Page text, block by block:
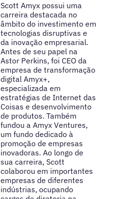
Scott Amyx possui uma
carreira destacada no
âmbito do investimento em
tecnologias disruptivas e
da inovação empresarial.
Antes de seu papel na
Astor Perkins, foi CEO da
empresa de transformação
digital Amyx+,
especializada em
estratégias de Internet das
Coisas e desenvolvimento
de produtos. Também
fundou a Amyx Ventures,
um fundo dedicado à
promoção de empresas
inovadoras. Ao longo de
sua carreira, Scott
colaborou em importantes
empresas de diferentes
indústrias, ocupando